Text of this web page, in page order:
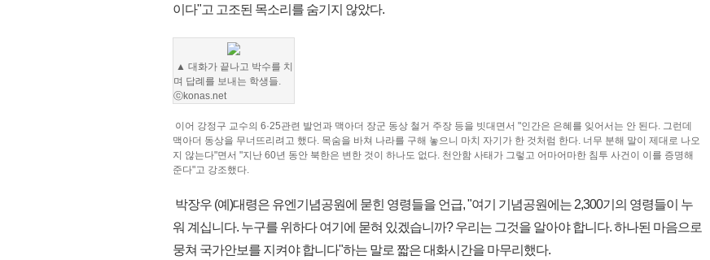
이다"고 고조된 목소리를 숨기지 않았다.
▲ 대화가 끝나고 박수를 치
며 답례를 보내는 학생들.
ⓒkonas.net
이어 강정구 교수의 6·25관련 발언과 맥아더 장군 동상 철거 주장 등을 빗대면서 "인간은 은혜를 잊어서는 안 된다. 그런데
맥아더 동상을 무너뜨리려고 했다. 목숨을 바쳐 나라를 구해 놓으니 마치 자기가 한 것처럼 한다. 너무 분해 말이 제대로 나오
지 않는다"면서 "지난 60년 동안 북한은 변한 것이 하나도 없다. 천안함 사태가 그렇고 어마어마한 침투 사건이 이를 증명해
준다"고 강조했다.
박장우 (예)대령은 유엔기념공원에 묻힌 영령들을 언급, "여기 기념공원에는 2,300기의 영령들이 누
워 계십니다. 누구를 위하다 여기에 묻혀 있겠습니까? 우리는 그것을 알아야 합니다. 하나된 마음으로
뭉쳐 국가안보를 지켜야 합니다"하는 말로 짧은 대화시간을 마무리했다.